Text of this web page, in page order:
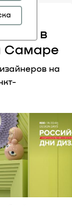
в
Самаре
на